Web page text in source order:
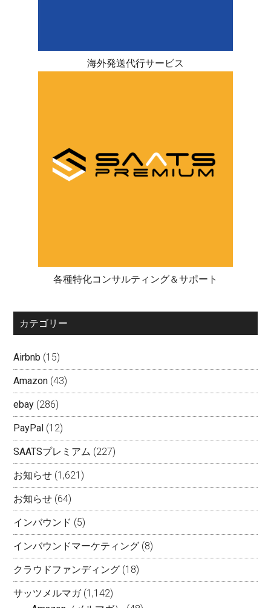
海外発送代行サービス
各種特化コンサルティング＆サポート
カテゴリー
Airbnb (15)
Amazon (43)
ebay (286)
PayPal (12)
SAATSプレミアム (227)
お知らせ (1,621)
お知らせ (64)
インバウンド (5)
インバウンドマーケティング (8)
クラウドファンディング (18)
サッツメルマガ(1,142)